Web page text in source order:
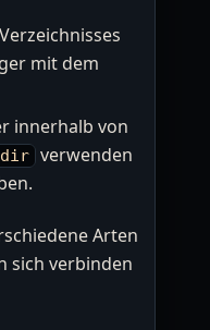
mit dem
innerhalb von
verwenden
Arten
sich verbinden